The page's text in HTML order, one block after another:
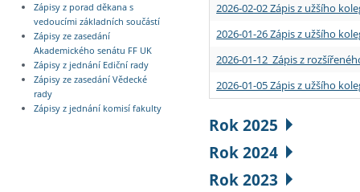
Zápisy z porad děkana s
vedoucími základních součástí
Zápisy ze zasedání
Akademického senátu FF UK
Zápisy z jednání Ediční rady
Zápisy ze zasedání Vědecké
rady
Zápisy z jednání komisí fakulty
2026-02-02 Zápis z užšího
2026-01-26 Zápis z užšího
2026-01-12 Zápis z
2026-01-05 Zápis z užšího
Rok 2025
Rok 2024
Rok 2023